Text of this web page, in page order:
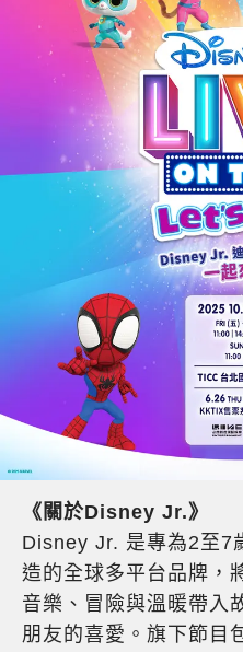
《關於Disney Jr.》
Disney Jr. 是專為2至7
造的全球多平台品牌，
音樂、冒險與溫暖帶入
朋友的喜愛。旗下節目